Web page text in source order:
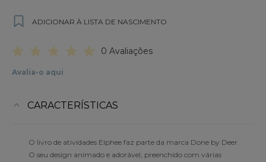
ADICIONAR À LISTA DE NASCIMENTO
0 Avaliações
Avalia-o aqui
CARACTERÍSTICAS
O livro de atividades Elphee faz parte da marca Done by Deer.
O seu design animado e adorável, preenchido com várias